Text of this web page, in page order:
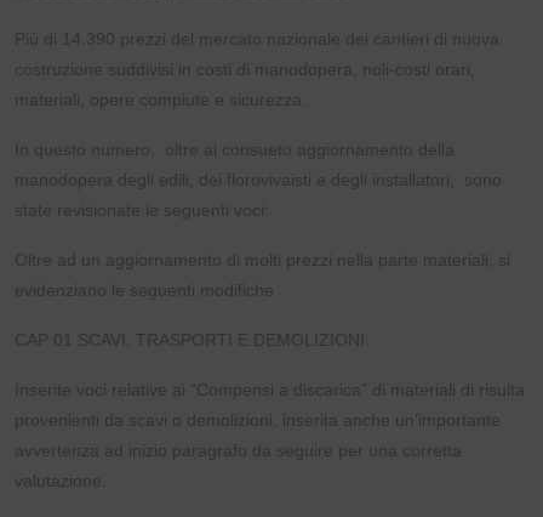
Più di 14.390 prezzi del mercato nazionale dei cantieri di nuova
costruzione suddivisi in costi di manodopera, noli-costi orari,
materiali, opere compiute e sicurezza.
In questo numero, oltre al consueto aggiornamento della
manodopera degli edili, dei florovivaisti e degli installatori, sono
state revisionate le seguenti voci:
Oltre ad un aggiornamento di molti prezzi nella parte materiali, si
evidenziano le seguenti modifiche
CAP 01 SCAVI, TRASPORTI E DEMOLIZIONI:
Inserite voci relative ai “Compensi a discarica” di materiali di risulta
provenienti da scavi o demolizioni, inserita anche un’importante
avvertenza ad inizio paragrafo da seguire per una corretta
valutazione.